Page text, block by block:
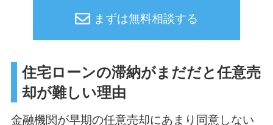
まずは無料相談する
住宅ローンの滞納がまだだと任意売
却が難しい理由
金融機関が早期の任意売却にあまり同意しない